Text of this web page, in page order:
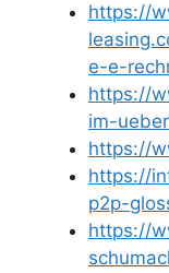
https://
e-e-
https://
im-
https://
https://
p2p-
https://